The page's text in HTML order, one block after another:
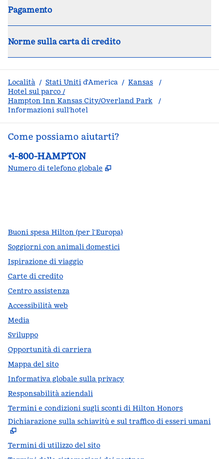
Pagamento
Norme sulla carta di credito
Località / Stati Uniti d'America / Kansas
/
Hotel sul parco /
Hampton Inn Kansas City/Overland Park
/
Informazioni sull’hotel
Come possiamo aiutarti?
Telefono:
+1-800-HAMPTON
Numero di telefono globale ,
Buoni spesa Hilton (per l’Europa)
Soggiorni con animali domestici
Ispirazione di viaggio
Carte di credito
Centro assistenza
Accessibilità web
Media
Sviluppo
Opportunità di carriera
Mappa del sito
Informativa globale sulla privacy
Responsabilità aziendali
Termini e condizioni sugli sconti di Hilton Honors
Dichiarazione sulla schiavitù e sul traffico di esseri umani
Termini di utilizzo del sito